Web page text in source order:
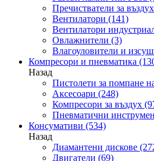
Пречистватели за въздух
Вентилатори (141)
Вентилатори
Овлажнители (3)
Влагоуловители и
Компресори и пневматика
Назад
Пистолети за помпане
Аксесоари (248)
Компресори за въздух
Пневматични
Консумативи (534)
Назад
Диамантени дискове
Двигатели (69)